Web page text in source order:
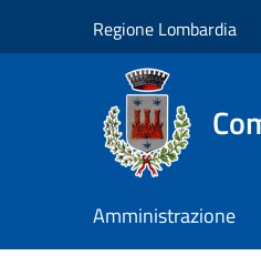
Regione Lombardia
Amministrazione